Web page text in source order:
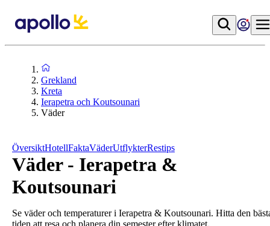
Grekland
Kreta
Ierapetra och Koutsounari
Väder
ÖversiktHotellFaktaVäderUtflykterRestips
Väder - Ierapetra &
Koutsounari
Se väder och temperaturer i Ierapetra & Koutsounari. Hitta den
tiden att resa och planera din semester efter klimatet.